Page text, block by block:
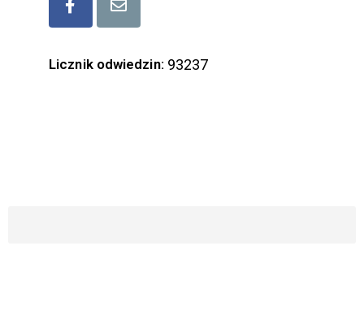
Licznik odwiedzin: 93237